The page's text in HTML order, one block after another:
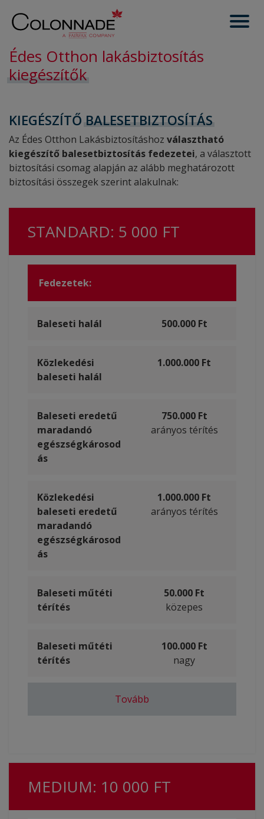
Édes Otthon lakásbiztosítás
kiegészítők
KIEGÉSZÍTŐ BALESETBIZTOSÍTÁS
Az Édes Otthon Lakásbiztosításhoz választható
kiegészítő balesetbiztosítás fedezetei, a választott
biztosítási csomag alapján az alább meghatározott
biztosítási összegek szerint alakulnak:
STANDARD: 5 000 FT
Fedezetek:
Baleseti halál 500.000 Ft
Közlekedési
baleseti halál
1.000.000 Ft
Baleseti eredetű
maradandó
egészségkárosod
ás
750.000 Ft
arányos térítés
Közlekedési
baleseti eredetű
maradandó
egészségkárosod
ás
1.000.000 Ft
arányos térítés
Baleseti műtéti
térítés
50.000 Ft
közepes
Baleseti műtéti
térítés
100.000 Ft
nagy
Balesetből eredőTovább
MEDIUM: 10 000 FT